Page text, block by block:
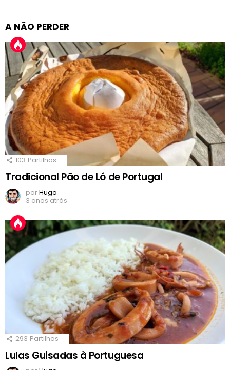
A NÃO PERDER
103 Partilhas
Tradicional Pão de Ló de Portugal
porHugo
3 anos atrás
293 Partilhas
Lulas Guisadas à Portuguesa